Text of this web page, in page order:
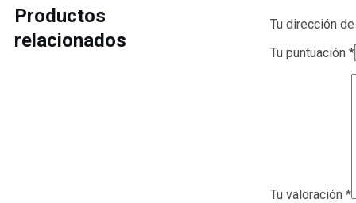
Tu dirección
Tu puntuación*
Tu valoración*
Productos
relacionados